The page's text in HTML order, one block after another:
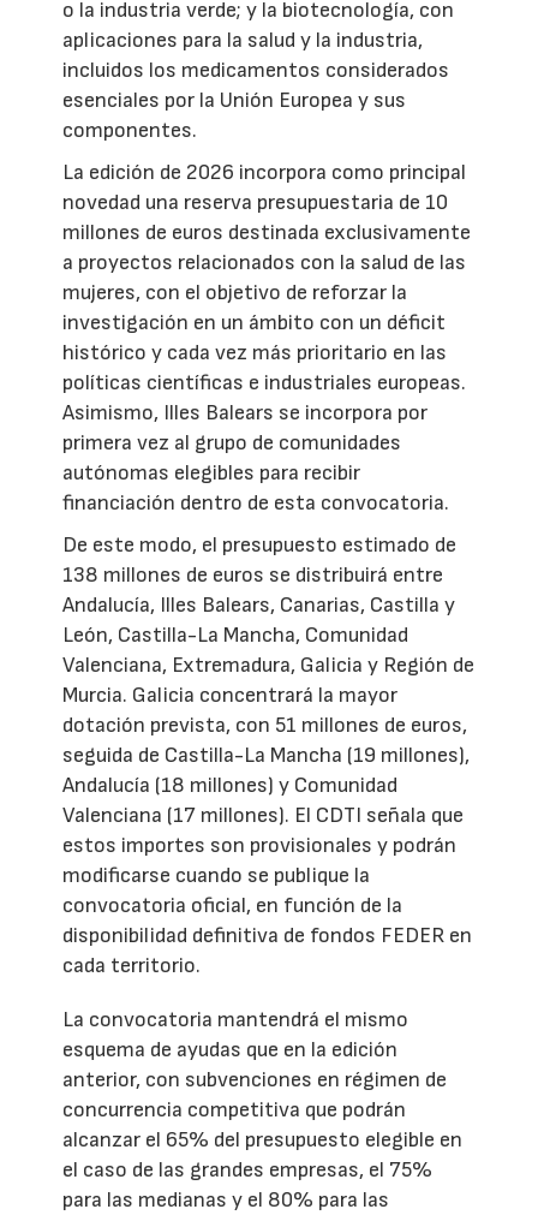
o la industria verde; y la biotecnología, con
aplicaciones para la salud y la industria,
incluidos los medicamentos considerados
esenciales por la Unión Europea y sus
componentes.
La edición de 2026 incorpora como principal
novedad una reserva presupuestaria de 10
millones de euros destinada exclusivamente
a proyectos relacionados con la salud de las
mujeres, con el objetivo de reforzar la
investigación en un ámbito con un déficit
histórico y cada vez más prioritario en las
políticas científicas e industriales europeas.
Asimismo, Illes Balears se incorpora por
primera vez al grupo de comunidades
autónomas elegibles para recibir
financiación dentro de esta convocatoria.
De este modo, el presupuesto estimado de
138 millones de euros se distribuirá entre
Andalucía, Illes Balears, Canarias, Castilla y
León, Castilla-La Mancha, Comunidad
Valenciana, Extremadura, Galicia y Región de
Murcia. Galicia concentrará la mayor
dotación prevista, con 51 millones de euros,
seguida de Castilla-La Mancha (19 millones),
Andalucía (18 millones) y Comunidad
Valenciana (17 millones). El CDTI señala que
estos importes son provisionales y podrán
modificarse cuando se publique la
convocatoria oficial, en función de la
disponibilidad definitiva de fondos FEDER en
cada territorio.
La convocatoria mantendrá el mismo
esquema de ayudas que en la edición
anterior, con subvenciones en régimen de
concurrencia competitiva que podrán
alcanzar el 65% del presupuesto elegible en
el caso de las grandes empresas, el 75%
para las medianas y el 80% para las